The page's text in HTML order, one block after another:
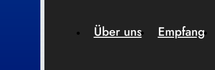
Über uns Empfang